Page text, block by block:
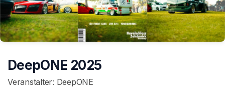
DeepONE 2025
Veranstalter: DeepONE